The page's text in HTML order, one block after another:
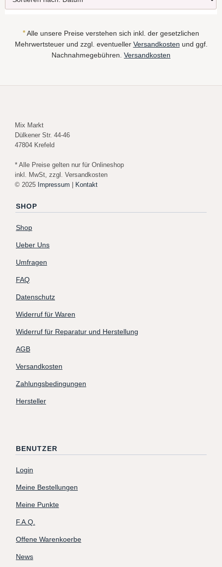
* Alle unsere Preise verstehen sich inkl. der gesetzlichen
Mehrwertsteuer und zzgl. eventueller Versandkosten und ggf.
Nachnahmegebühren. Versandkosten
Mix Markt
Dülkener Str. 44-46
47804 Krefeld
* Alle Preise gelten nur für Onlineshop
inkl. MwSt, zzgl. Versandkosten
© 2025 Impressum | Kontakt
SHOP
Shop
Ueber Uns
Umfragen
FAQ
Datenschutz
Widerruf für Waren
Widerruf für Reparatur und Herstellung
AGB
Versandkosten
Zahlungsbedingungen
Hersteller
BENUTZER
Login
Meine Bestellungen
Meine Punkte
F.A.Q.
Offene Warenkoerbe
News